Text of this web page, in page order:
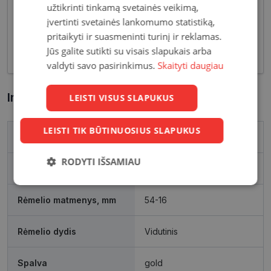
tiek klasikinių, tiek netikėčiausių ir drąsiausių
sprendimų akinių rėmelių. Tai ne tik regėjimo
korekcija, tačiau ir stilingas kasdieninės išvaizdos
akcentas.
Informacija apie prekę
Prekės ženklas VOGUE
Išleidimo metai
Rėmelio matmenys, mm 54-16
Rėmelio dydis Vidutinis
Spalva gold
užtikrinti tinkamą svetainės veikimą,
įvertinti svetainės lankomumo statistiką,
pritaikyti ir suasmeninti turinį ir reklamas.
Jūs galite sutikti su visais slapukais arba
valdyti savo pasirinkimus. Skaityti daugiau
LEISTI VISUS SLAPUKUS
LEISTI TIK BŪTINUOSIUS SLAPUKUS
RODYTI IŠSAMIAU
Būtinieji
slapukai
Statistikos
slapukai
Rinkodaros
Neklasifikuoti